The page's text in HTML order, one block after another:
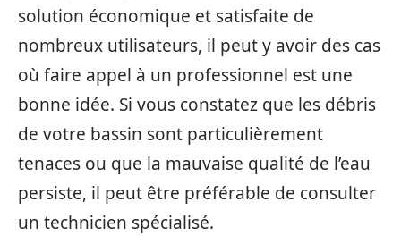
solution économique et satisfaite de
nombreux utilisateurs, il peut y avoir des cas
où faire appel à un professionnel est une
bonne idée. Si vous constatez que les débris
de votre bassin sont particulièrement
tenaces ou que la mauvaise qualité de l’eau
persiste, il peut être préférable de consulter
un technicien spécialisé.